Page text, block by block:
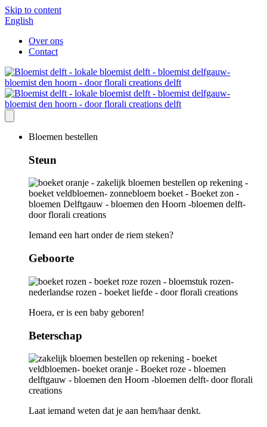
Skip to content
English
Over ons
Contact
Bloemen bestellen
Steun
Iemand een hart onder de riem steken?
Geboorte
Hoera, er is een baby geboren!
Beterschap
Laat iemand weten dat je aan hem/haar denkt.